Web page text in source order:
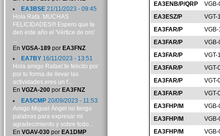
EA3ENB/P/QRP
EA3ESZ/P
VGT-
EA3FAR/P
EA3FAR/P
EA3FAR/P
VGT-
EA3FAR/P
VGT-
EA3FAR/P
VGT-
EA3FAR/P
VGT-
EA3FHP/M
VGB-
EA3FHP/M
EA3FHP/M
VGB-
EA3BSE21/11/2023 - 09:45
Hola Rafa. MUCHAS
FELICIDADES!!! Espero que te
den este año el 'Vértice de oro'
...
En VGSA-189por EA3FNZ
EA7BY16/11/2023 - 13:51
Hola amigo Rafael:te felicito por
por tu forma de llevar las
actividades,eres un f...
En VGZA-200por EA3FNZ
EA5CMP20/09/2023 - 11:53
Amigo Miguel Ángel no tengo
palabras para expresar mi
agradecimiento y sobre todo...
En VGAV-030por EA1DMP